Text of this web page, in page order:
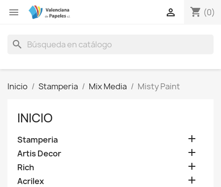
 shopping_cart (0)

search
Inicio Stamperia Mix Media Misty Paint
INICIO
Stamperia 
Artis Decor 
Rich 
Acrilex 